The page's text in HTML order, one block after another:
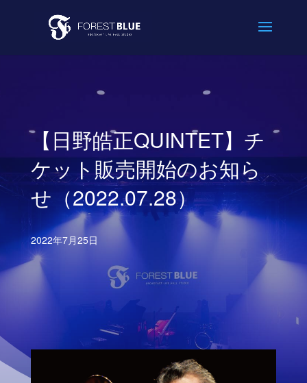
【日野皓正QUINTET】チ
ケット販売開始のお知ら
せ（2022.07.28）
2022年7月25日